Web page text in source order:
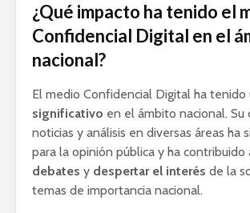
¿Qué impacto ha tenido el
Confidencial Digital en el
nacional?
El medio Confidencial Digital ha tenido
significativo en el ámbito nacional. Su
noticias y análisis en diversas áreas ha
para la opinión pública y ha contribuido
debates y despertar el interés de la
temas de importancia nacional.